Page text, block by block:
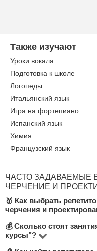
Также изучают
Уроки вокала
Подготовка к школе
Логопеды
Итальянский язык
Игра на фортепиано
Испанский язык
Химия
Французский язык
ЧАСТО ЗАДАВАЕМЫЕ
ЧЕРЧЕНИЕ И
🥇 Как выбрать
черчения и
В разделе
проектирования
💰 Сколько стоят
курсы"?